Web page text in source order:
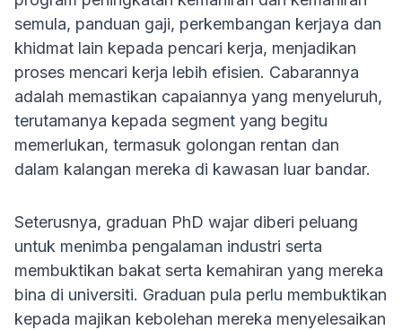
semula, panduan gaji, perkembangan kerjaya dan
khidmat lain kepada pencari kerja, menjadikan
proses mencari kerja lebih efisien. Cabarannya
adalah memastikan capaiannya yang menyeluruh,
terutamanya kepada segment yang begitu
memerlukan, termasuk golongan rentan dan
dalam kalangan mereka di kawasan luar bandar.
Seterusnya, graduan PhD wajar diberi peluang
untuk menimba pengalaman industri serta
membuktikan bakat serta kemahiran yang mereka
bina di universiti. Graduan pula perlu membuktikan
kepada majikan kebolehan mereka menyelesaikan